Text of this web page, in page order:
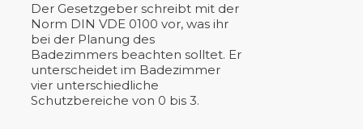
Der Gesetzgeber schreibt mit der
Norm DIN VDE 0100 vor, was ihr
bei der Planung des
Badezimmers beachten solltet. Er
unterscheidet im Badezimmer
vier unterschiedliche
Schutzbereiche von 0 bis 3.